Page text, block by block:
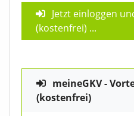
Jetzt einloggen
(kostenfrei) ...
meineGKV -
(kostenfrei)